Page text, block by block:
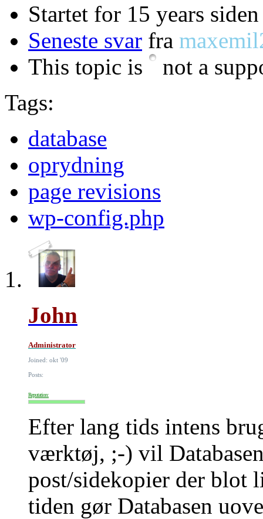
Startet for 15 years
Seneste svar fra
This topic is
not a
Tags:
database
oprydning
page revisions
wp-config.php
John
Administrator
Joined: okt '09
Posts:
Reputation:
Efter lang tids intens
værktøj, ;-) vil
post/sidekopier der blot
tiden gør Databasen